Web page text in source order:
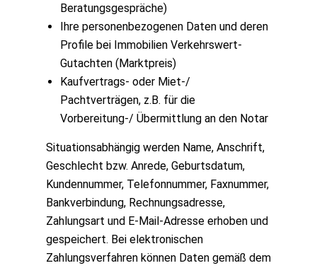
Beratungsgespräche)
Ihre personenbezogenen Daten und deren
Profile bei Immobilien Verkehrswert-
Gutachten (Marktpreis)
Kaufvertrags- oder Miet-/
Pachtverträgen, z.B. für die
Vorbereitung-/ Übermittlung an den Notar
Situationsabhängig werden Name, Anschrift,
Geschlecht bzw. Anrede, Geburtsdatum,
Kundennummer, Telefonnummer, Faxnummer,
Bankverbindung, Rechnungsadresse,
Zahlungsart und E-Mail-Adresse erhoben und
gespeichert. Bei elektronischen
Zahlungsverfahren können Daten gemäß dem